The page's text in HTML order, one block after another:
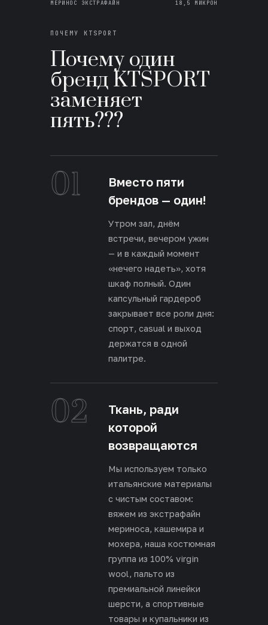
МЕРИНОС ЭКСТРАФАЙН 18,5 МИКРОН
ПОЧЕМУ KTSPORT
Почему один
бренд KTSPORT
заменяет
пять???
01
Вместо пяти
брендов — один!
Утром зал, днём
встречи, вечером ужин
— и в каждый момент
«нечего надеть», хотя
шкаф полный. Один
капсульный гардероб
закрывает все роли дня:
спорт, casual и выход
держатся в одной
палитре.
02
Ткань, ради
которой
возвращаются
Мы используем только
итальянские материалы
с чистым составом:
вяжем из экстрафайн
мериноса, кашемира и
мохера, наша костюмная
группа из 100% virgin
wool, пальто из
премиальной линейки
шерсти, а спортивные
товары и купальники из